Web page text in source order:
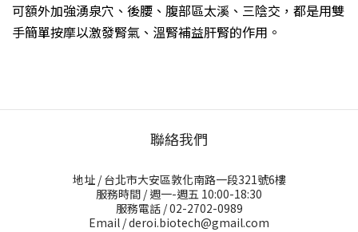
可額外加強湧泉穴、後腰、腹部區太溪、三陰交，都是用雙
手簡單按摩以激發腎氣、溫腎補益肝腎的作用。
聯絡我們
地址 / 台北市大安區敦化南路一段321號6樓
服務時間 / 週一-週五 10:00-18:30
服務電話 / 02-2702-0989
Email / deroi.biotech@gmail.com